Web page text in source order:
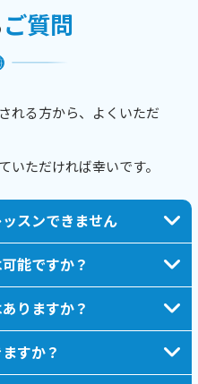
ご質問
れる方から、よくいただ
いただければ幸いです。
スンできません
能ですか？
りますか？
すか？